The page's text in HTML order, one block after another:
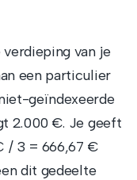
van je
een particulier
geïndexeerde
2.000 €. Je geeft
/ 3 = 666,67 €
dit gedeelte